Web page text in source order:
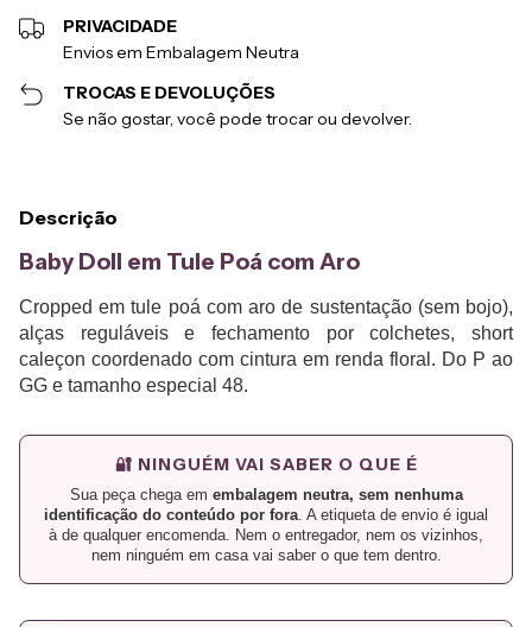
PRIVACIDADE
Envios em Embalagem Neutra
TROCAS E DEVOLUÇÕES
Se não gostar, você pode trocar ou devolver.
Descrição
Baby Doll em Tule Poá com Aro
Cropped em tule poá com aro de sustentação (sem bojo),
alças reguláveis e fechamento por colchetes, short
caleçon coordenado com cintura em renda floral. Do P ao
GG e tamanho especial 48.
🔐 NINGUÉM VAI SABER O QUE É
Sua peça chega em embalagem neutra, sem nenhuma
identificação do conteúdo por fora. A etiqueta de envio é igual
à de qualquer encomenda. Nem o entregador, nem os vizinhos,
nem ninguém em casa vai saber o que tem dentro.